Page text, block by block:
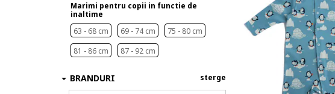
Marimi pentru copii in functie de
inaltime
63 - 68 cm
69 - 74 cm
75 - 80 cm
81 - 86 cm
87 - 92 cm
BRANDURI sterge